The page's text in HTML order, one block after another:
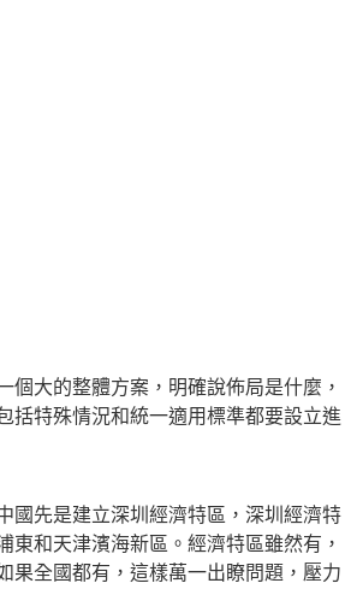
大的整體方案，明確說佈局是什麼，
括特殊情況和統一適用標準都要設立進
先是建立深圳經濟特區，深圳經濟特
東和天津濱海新區。經濟特區雖然有，
果全國都有，這樣萬一出瞭問題，壓力